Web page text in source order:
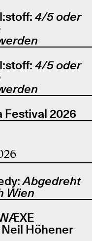
4/5 oder
4/5 oder
Festival 2026
Abgedreht
Wien
Höhener